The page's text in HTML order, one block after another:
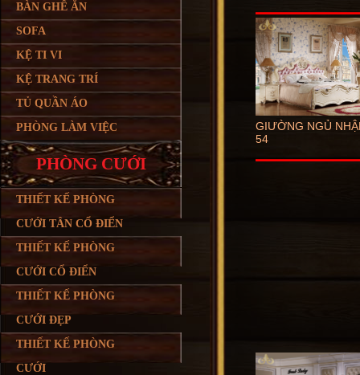
BÀN GHẾ ĂN
SOFA
KỆ TI VI
KỆ TRANG TRÍ
TỦ QUẦN ÁO
PHÒNG LÀM VIỆC
PHÒNG CƯỚI
THIẾT KẾ PHÒNG
CƯỚI TÂN CỔ ĐIỂN
THIẾT KẾ PHÒNG
CƯỚI CỔ ĐIỂN
THIẾT KẾ PHÒNG
CƯỚI ĐẸP
THIẾT KẾ PHÒNG
CƯỚI
GIƯỜNG NGỦ
54